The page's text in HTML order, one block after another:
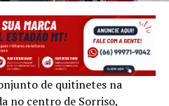
de quitinetes na
no centro de Sorriso,